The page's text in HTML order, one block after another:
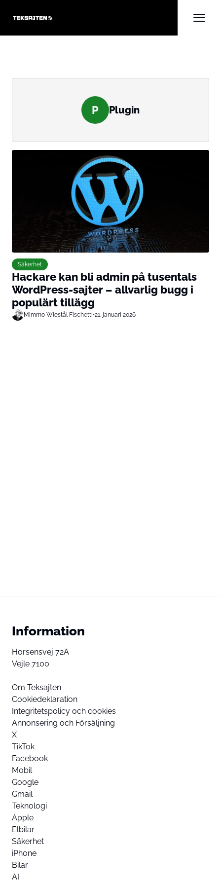
P Plugin
Säkerhet
Hackare kan bli admin på tusentals
WordPress-sajter – allvarlig bugg i
populärt tillägg
Mimmo Wiestål Fischetti•21. januari 2026
Information
Horsensvej 72A
Vejle 7100
Om Teksajten
Cookiedeklaration
Integritetspolicy och cookies
Annonsering och Försäljning
X
TikTok
Facebook
Mobil
Google
Gmail
Teknologi
Apple
Elbilar
Säkerhet
iPhone
Bilar
AI